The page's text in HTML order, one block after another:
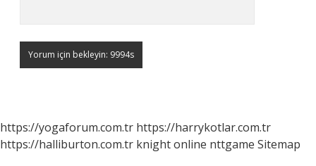
https://yogaforum.com.tr https://harrykotlar.com.tr
https://halliburton.com.tr knight online nttgame Sitemap